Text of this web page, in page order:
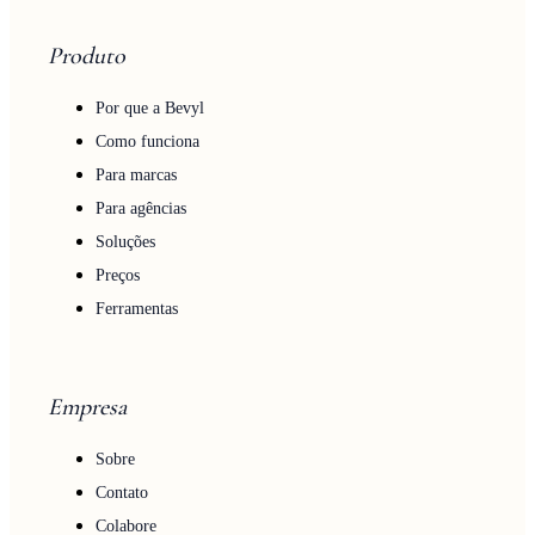
Produto
Por que a Bevyl
Como funciona
Para marcas
Para agências
Soluções
Preços
Ferramentas
Empresa
Sobre
Contato
Colabore